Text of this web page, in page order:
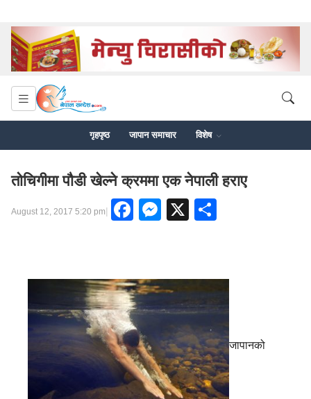
गृहपृष्ठ जापान समाचार विशेष
तोचिगीमा पौडी खेल्ने क्रममा एक नेपाली हराए
August 12, 2017 5:20 pm| Facebook
Messenger
X
जापानको